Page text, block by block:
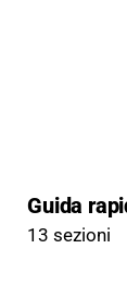
Guida
13 sezioni